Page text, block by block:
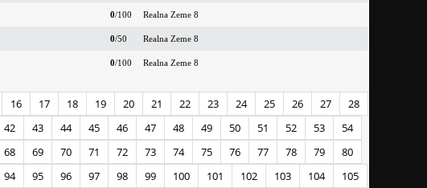
0/100 Realna Zeme 8
0/50 Realna Zeme 8
0/100 Realna Zeme 8
16 17 18 19 20 21 22 23 24 25 26 27
28
42 43 44 45 46 47 48 49 50 51 52 53
54
68 69 70 71 72 73 74 75 76 77 78 79
80
94 95 96 97 98 99 100 101 102 103 104
105